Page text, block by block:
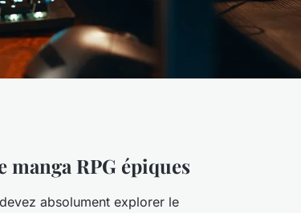
manga RPG épiques
absolument explorer le